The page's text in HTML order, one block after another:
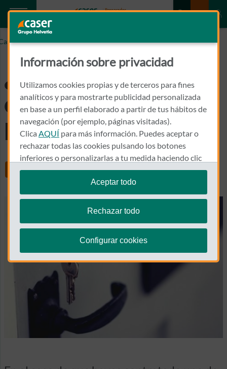
¿El seguro de hogar cubre la pérdida de llaves?
¿El seguro de hogar
cubre la pérdida de
llaves?
Share
Información sobre privacidad
Utilizamos cookies propias y de terceros para fines
analíticos y para mostrarte publicidad personalizada
en base a un perfil elaborado a partir de tus hábitos de
navegación (por ejemplo, páginas visitadas).
Clica AQUÍ para más información. Puedes aceptar o
rechazar todas las cookies pulsando los botones
inferiores o personalizarlas a tu medida haciendo clic
en"configurar cookies".
Te recordamos que puedes modificar tus ajustes de
cookies en cualquier momento en la sección
Aceptar todo
Rechazar todo
Configurar cookies